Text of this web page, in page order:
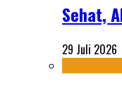
Sehat,
29 Juli 2026